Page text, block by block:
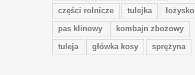
części rolnicze
tulejka
łożysko
pas klinowy
kombajn zbożowy
tuleja
główka kosy sprężyna